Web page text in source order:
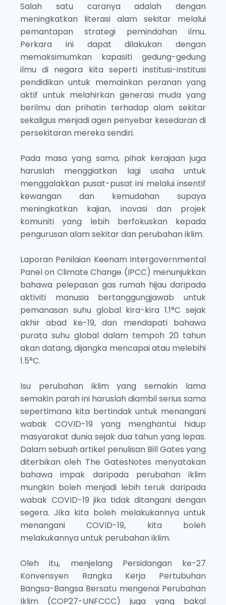
Salah satu caranya adalah dengan
meningkatkan literasi alam sekitar melalui
pemantapan strategi pemindahan ilmu.
Perkara ini dapat dilakukan dengan
memaksimumkan kapasiti gedung-gedung
ilmu di negara kita seperti institusi-institusi
pendidikan untuk memainkan peranan yang
aktif untuk melahirkan generasi muda yang
berilmu dan prihatin terhadap alam sekitar
sekaligus menjadi agen penyebar kesedaran di
persekitaran mereka sendiri.
Pada masa yang sama, pihak kerajaan juga
haruslah menggiatkan lagi usaha untuk
menggalakkan pusat-pusat ini melalui insentif
kewangan dan kemudahan supaya
meningkatkan kajian, inovasi dan projek
komuniti yang lebih berfokuskan kepada
pengurusan alam sekitar dan perubahan iklim.
Laporan Penilaian Keenam Intergovernmental
Panel on Climate Change (IPCC) menunjukkan
bahawa pelepasan gas rumah hijau daripada
aktiviti manusia bertanggungjawab untuk
pemanasan suhu global kira-kira 1.1°C sejak
akhir abad ke-19, dan mendapati bahawa
purata suhu global dalam tempoh 20 tahun
akan datang, dijangka mencapai atau melebihi
1.5°C.
Isu perubahan iklim yang semakin lama
semakin parah ini haruslah diambil serius sama
sepertimana kita bertindak untuk menangani
wabak COVID-19 yang menghantui hidup
masyarakat dunia sejak dua tahun yang lepas.
Dalam sebuah artikel penulisan Bill Gates yang
diterbikan oleh The GatesNotes menyatakan
bahawa impak daripada perubahan iklim
mungkin boleh menjadi lebih teruk daripada
wabak COVID-19 jika tidak ditangani dengan
segera. Jika kita boleh melakukannya untuk
menangani COVID-19, kita boleh
melakukannya untuk perubahan iklim.
Oleh itu, menjelang Persidangan ke-27
Konvensyen Rangka Kerja Pertubuhan
Bangsa-Bangsa Bersatu mengenai Perubahan
Iklim (COP27-UNFCCC) juga yang bakal